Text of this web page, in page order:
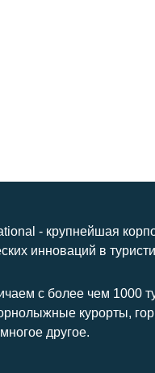
- крупнейшая
инноваций в
с более чем 1000
курорты,
другое.